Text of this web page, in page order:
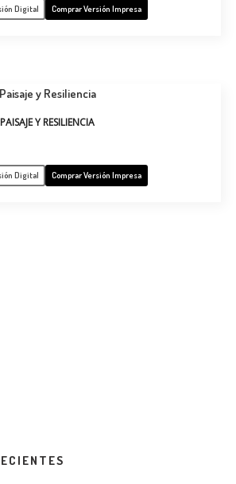
Digital Comprar Versión Impresa
Y RESILIENCIA
Digital Comprar Versión Impresa